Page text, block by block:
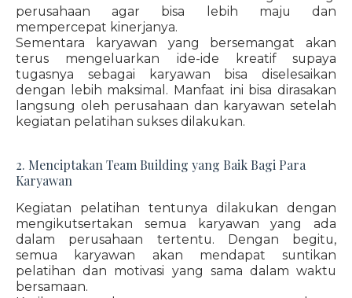
perusahaan agar bisa lebih maju dan
mempercepat kinerjanya.
Sementara karyawan yang bersemangat akan
terus mengeluarkan ide-ide kreatif supaya
tugasnya sebagai karyawan bisa diselesaikan
dengan lebih maksimal. Manfaat ini bisa dirasakan
langsung oleh perusahaan dan karyawan setelah
kegiatan pelatihan sukses dilakukan.
2. Menciptakan Team Building yang Baik Bagi Para
Karyawan
Kegiatan pelatihan tentunya dilakukan dengan
mengikutsertakan semua karyawan yang ada
dalam perusahaan tertentu. Dengan begitu,
semua karyawan akan mendapat suntikan
pelatihan dan motivasi yang sama dalam waktu
bersamaan.